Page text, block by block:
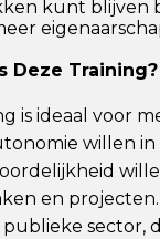
kunt blijven
Deze Training?
is ideaal voor
willen
en
sector,